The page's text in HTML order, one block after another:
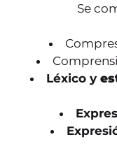
Se
Léxico y